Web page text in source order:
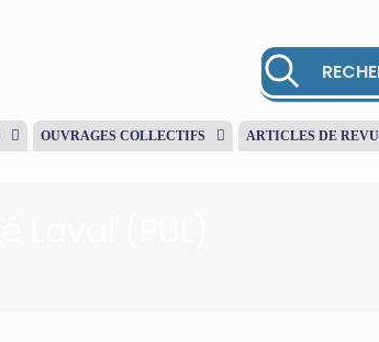
OUVRAGES COLLECTIFS ARTICLES DE